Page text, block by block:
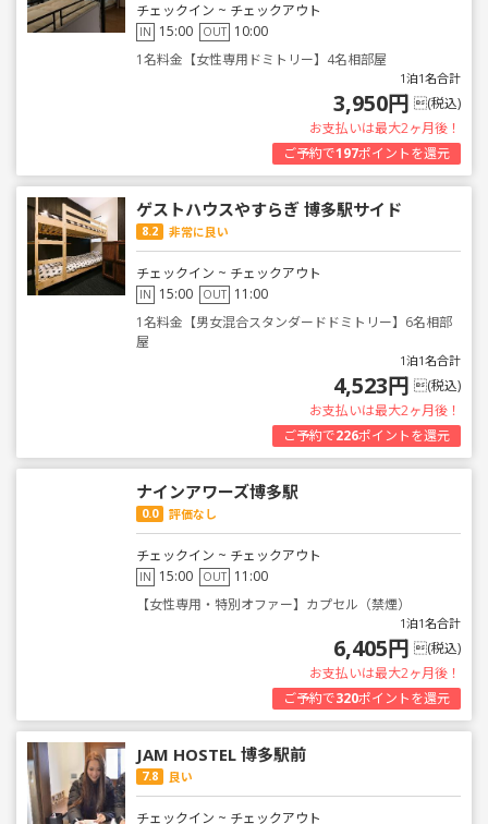
チェックイン ~ チェックアウト
IN 15:00 OUT 10:00
1名料金【女性専用ドミトリー】4名相部屋
1泊1名合計
3,950円 (税込)
お支払いは最大2ヶ月後！
ご予約で197ポイントを還元
ゲストハウスやすらぎ 博多駅サイド
8.2 非常に良い
チェックイン ~ チェックアウト
IN 15:00 OUT 11:00
1名料金【男女混合スタンダードドミトリー】6名相部
屋
1泊1名合計
4,523円 (税込)
お支払いは最大2ヶ月後！
ご予約で226ポイントを還元
ナインアワーズ博多駅
0.0 評価なし
チェックイン ~ チェックアウト
IN 15:00 OUT 11:00
【女性専用・特別オファー】カプセル（禁煙）
1泊1名合計
6,405円 (税込)
お支払いは最大2ヶ月後！
ご予約で320ポイントを還元
JAM HOSTEL 博多駅前
7.8 良い
チェックイン ~ チェックアウト